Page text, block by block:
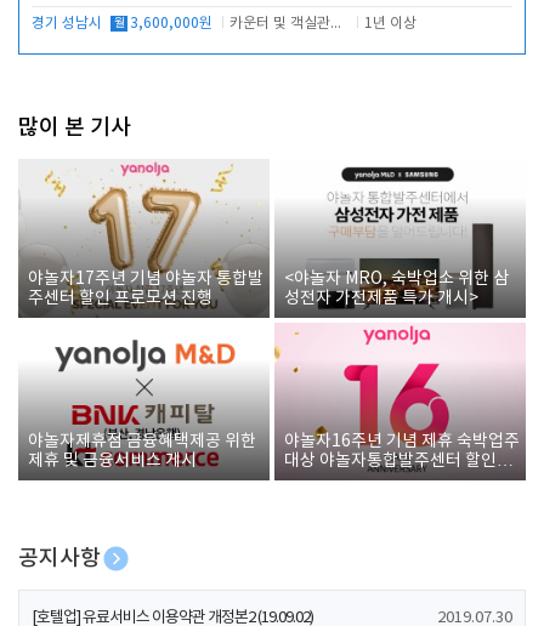
경기 성남시 월 3,600,000원 카운터 및 객실관리 전반 1년 이상
많이 본 기사
야놀자17주년 기념 야놀자 통합발
주센터 할인 프로모션 진행
<야놀자 MRO, 숙박업소 위한 삼
성전자 가전제품 특가 개시>
야놀자제휴점 금융혜택제공 위한
제휴 및 금융서비스 게시
야놀자16주년 기념 제휴 숙박업주
대상 야놀자통합발주센터 할인쿠
폰 증정
공지사항
[호텔업] 개인정보 처리방침 개정본1 (19.09.02)
[호텔업] 유료서비스 이용약관 개정본2 (19.09.02) 2019.07.30